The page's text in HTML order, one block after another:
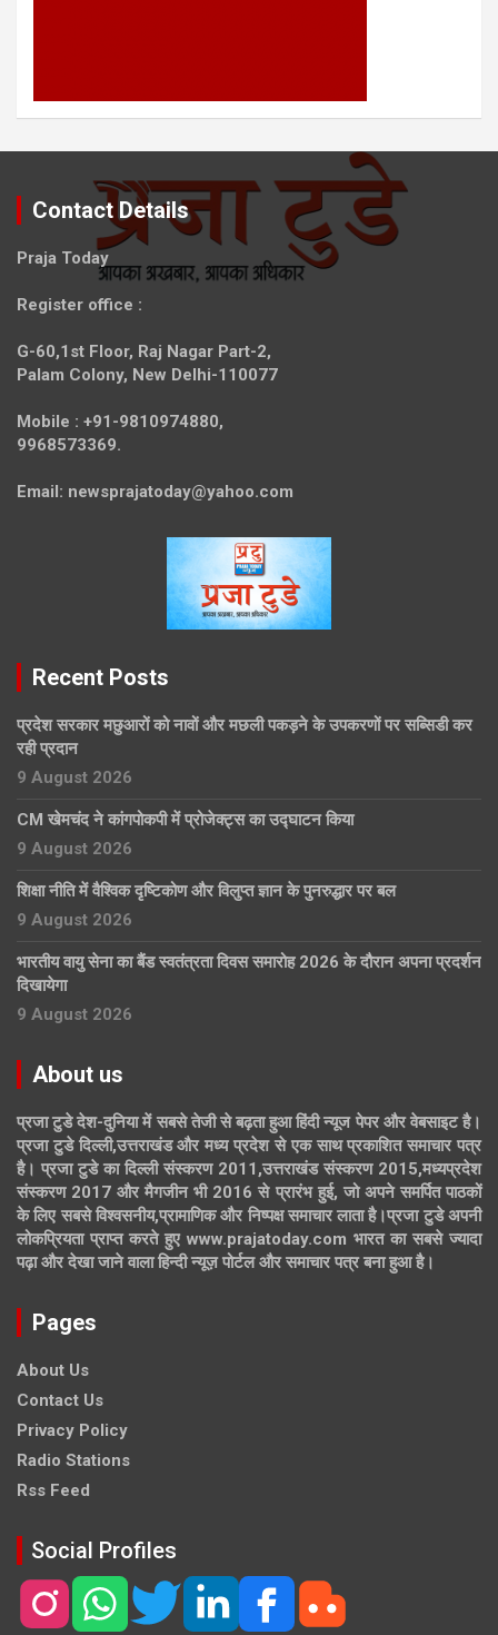
Contact Details
Praja Today
Register office :
G-60,1st Floor, Raj Nagar Part-2,
Palam Colony, New Delhi-110077
Mobile : +91-9810974880,
9968573369.
Email: newsprajatoday@yahoo.com
Recent Posts
प्रदेश सरकार मछुआरों को नावों और मछली पकड़ने के उपकरणों पर सब्सिडी कर
रही प्रदान
9 August 2026
CM खेमचंद ने कांगपोकपी में प्रोजेक्ट्स का उद्घाटन किया
9 August 2026
शिक्षा नीति में वैश्विक दृष्टिकोण और विलुप्त ज्ञान के पुनरुद्धार पर बल
9 August 2026
भारतीय वायु सेना का बैंड स्वतंत्रता दिवस समारोह 2026 के दौरान अपना प्रदर्शन
दिखायेगा
9 August 2026
About us
प्रजा टुडे देश-दुनिया में सबसे तेजी से बढ़ता हुआ हिंदी न्यूज पेपर और वेबसाइट है।
प्रजा टुडे दिल्ली,उत्तराखंड और मध्य प्रदेश से एक साथ प्रकाशित समाचार पत्र
है। प्रजा टुडे का दिल्ली संस्करण 2011,उत्तराखंड संस्करण 2015,मध्यप्रदेश
संस्करण 2017 और मैगजीन भी 2016 से प्रारंभ हुई, जो अपने समर्पित पाठकों
के लिए सबसे विश्वसनीय,प्रामाणिक और निष्पक्ष समाचार लाता है।प्रजा टुडे अपनी
लोकप्रियता प्राप्त करते हुए www.prajatoday.com भारत का सबसे ज्यादा
पढ़ा और देखा जाने वाला हिन्दी न्यूज़ पोर्टल और समाचार पत्र बना हुआ है।
Pages
About Us
Contact Us
Privacy Policy
Radio Stations
Rss Feed
Social Profiles